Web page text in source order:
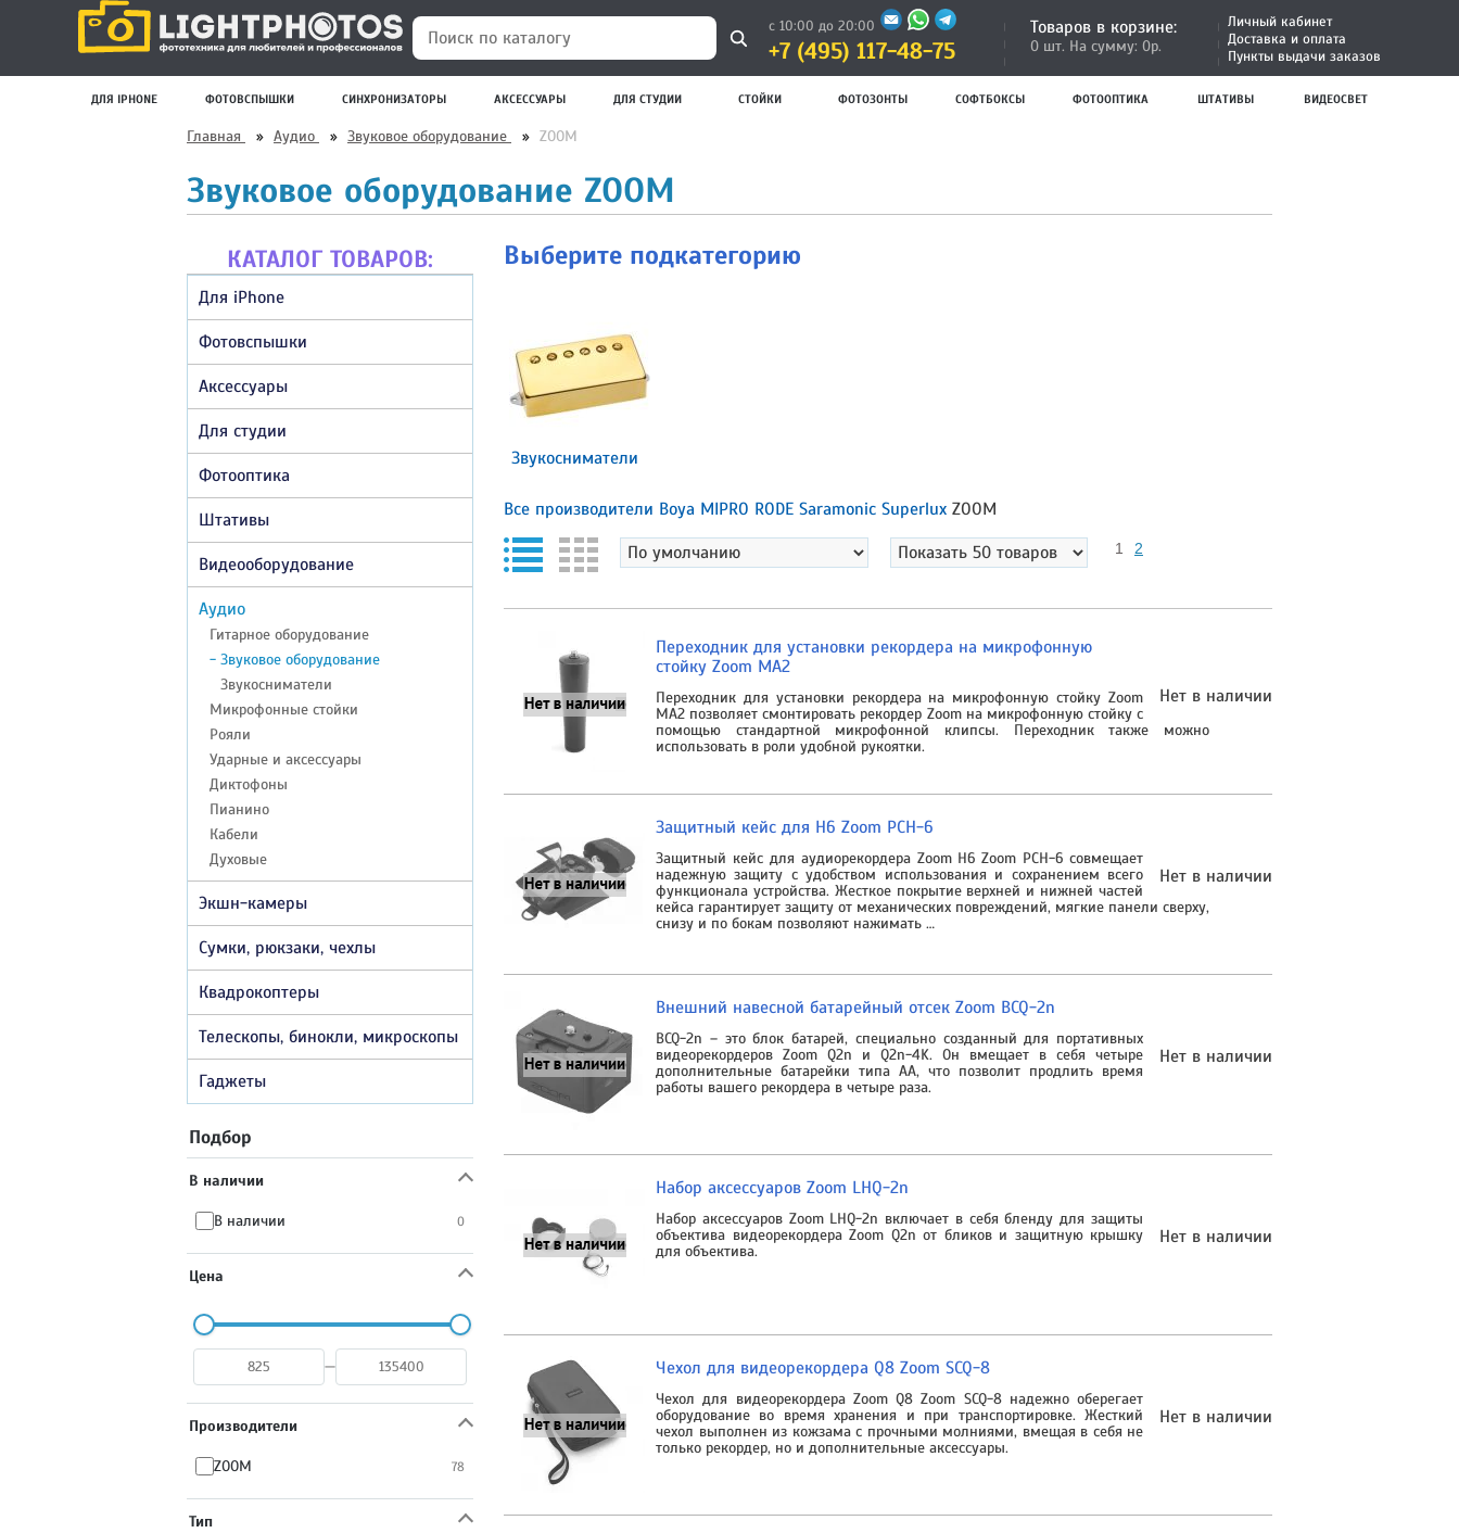
Поиск по каталогу
Личный кабинет
Доставка и оплата
Пункты выдачи заказов
Товаров в корзине:
0 шт. На сумму: 0р.
с 10:00 до 20:00
+7 (495) 117-48-75
ДЛЯ IPHONE ФОТОВСПЫШКИ СИНХРОНИЗАТОРЫ АКСЕССУАРЫ ДЛЯ СТУДИИ СТОЙКИ ФОТОЗОНТЫ СОФТБОКСЫ ФОТООПТИКА ШТАТИВЫ ВИДЕОСВЕТ
Главная » Аудио » Звуковое оборудование » ZOOM
Звуковое оборудование ZOOM
КАТАЛОГ ТОВАРОВ:
Для iPhone
Фотовспышки
Аксессуары
Для студии
Фотооптика
Штативы
Видеооборудование
Аудио
Гитарное оборудование
- Звуковое оборудование
Звукосниматели
Микрофонные стойки
Рояли
Ударные и аксеcсуары
Диктофоны
Пианино
Кабели
Духовые
Экшн-камеры
Сумки, рюкзаки, чехлы
Квадрокоптеры
Телескопы, бинокли, микроскопы
Гаджеты
Подбор
В наличии
В наличии 0
Цена
—
Производители
ZOOM 78
Тип
Выберите подкатегорию
Звукосниматели
Все производители Boya MIPRO RODE Saramonic Superlux ZOOM
1 2
Нет в наличии
Переходник для установки рекордера на микрофонную
стойку Zoom MA2
Переходник для установки рекордера на микрофонную стойку Zoom
MA2 позволяет смонтировать рекордер Zoom на микрофонную стойку с
помощью стандартной микрофонной клипсы. Переходник также можно
использовать в роли удобной рукоятки.
Нет в наличии
Защитный кейс для H6 Zoom PCH-6
Защитный кейс для аудиорекордера Zoom H6 Zoom PCH-6 совмещает
надежную защиту с удобством использования и сохранением всего
функционала устройства. Жесткое покрытие верхней и нижней частей
кейса гарантирует защиту от механических повреждений, мягкие панели сверху,
снизу и по бокам позволяют нажимать …
Нет в наличии
Внешний навесной батарейный отсек Zoom BCQ-2n
BCQ-2n – это блок батарей, специально созданный для портативных
видеорекордеров Zoom Q2n и Q2n-4K. Он вмещает в себя четыре
дополнительные батарейки типа AA, что позволит продлить время
работы вашего рекордера в четыре раза.
Нет в наличии
Набор аксессуаров Zoom LHQ-2n
Набор аксессуаров Zoom LHQ-2n включает в себя бленду для защиты
объектива видеорекордера Zoom Q2n от бликов и защитную крышку
для объектива.
Нет в наличии
Чехол для видеорекордера Q8 Zoom SCQ-8
Чехол для видеорекордера Zoom Q8 Zoom SCQ-8 надежно оберегает
оборудование во время хранения и при транспортировке. Жесткий
чехол выполнен из кожзама с прочными молниями, вмещая в себя не
только рекордер, но и дополнительные аксессуары.